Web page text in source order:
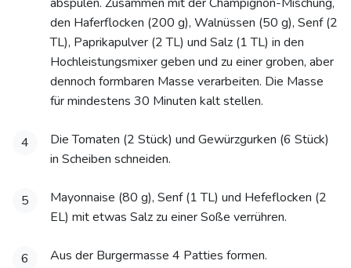
abspülen. Zusammen mit der Champignon-Mischung,
den Haferflocken (200 g), Walnüssen (50 g), Senf (2
TL), Paprikapulver (2 TL) und Salz (1 TL) in den
Hochleistungsmixer geben und zu einer groben, aber
dennoch formbaren Masse verarbeiten. Die Masse
für mindestens 30 Minuten kalt stellen.
4
Die Tomaten (2 Stück) und Gewürzgurken (6 Stück)
in Scheiben schneiden.
5
Mayonnaise (80 g), Senf (1 TL) und Hefeflocken (2
EL) mit etwas Salz zu einer Soße verrühren.
6 Aus der Burgermasse 4 Patties formen.